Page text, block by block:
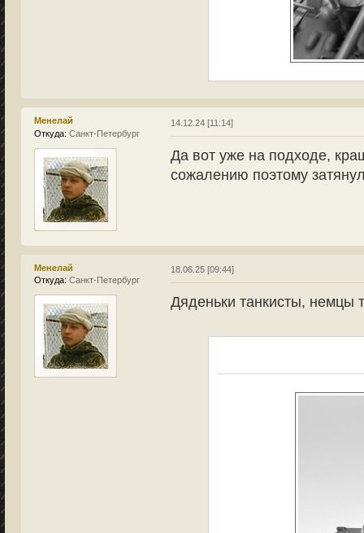
Менелай
Откуда: Санкт-Петербург
14.12.24 [11:14]
Да вот уже на подходе,
сожалению поэтому
Менелай
Откуда: Санкт-Петербург
18.06.25 [09:44]
Дяденьки танкисты, немцы